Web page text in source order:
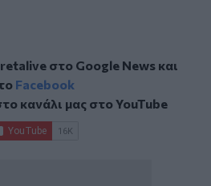
στο Google Newsκαι
Facebook
κανάλι μας στοYouTube